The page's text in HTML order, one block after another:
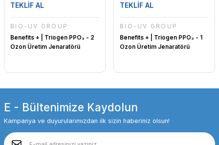
TEKLİF AL
BİO-UV GROUP
Benefits + | Triogen PPO₃ - 2
Ozon Üretim Jenaratörü
TEKLİF AL
BİO-UV GROUP
Benefits + | Triogen PPO₃ - 1
Ozon Üretim Jenaratörü
E - Bültenimize Kaydolun
Kampanya ve duyurularımızdan ilk sizin haberiniz olsun!